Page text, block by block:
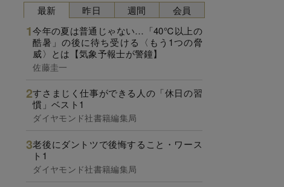
最新
今年の夏は普通じゃない…「40℃以上の
酷暑」の後に待ち受ける〈もう1つの脅
威〉とは【気象予報士が警鐘】
佐藤圭一
すさまじく仕事ができる人の「休日の習
慣」ベスト1
ダイヤモンド社書籍編集局
老後にダントツで後悔すること・ワース
ト1
ダイヤモンド社書籍編集局
昨日 週間 会員